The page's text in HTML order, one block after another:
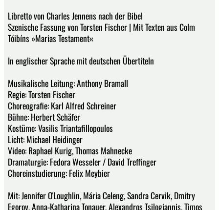
Libretto von Charles Jennens nach der Bibel
Szenische Fassung von Torsten Fischer | Mit Texten aus Colm
Tóibíns »Marias Testament«
In englischer Sprache mit deutschen Übertiteln
Musikalische Leitung: Anthony Bramall
Regie: Torsten Fischer
Choreografie: Karl Alfred Schreiner
Bühne: Herbert Schäfer
Kostüme: Vasilis Triantafillopoulos
Licht: Michael Heidinger
Video: Raphael Kurig, Thomas Mahnecke
Dramaturgie: Fedora Wesseler / David Treffinger
Choreinstudierung: Felix Meybier
Mit: Jennifer O'Loughlin, Mária Celeng, Sandra Cervik, Dmitry
Egorov, Anna-Katharina Tonauer, Alexandros Tsilogiannis, Timos